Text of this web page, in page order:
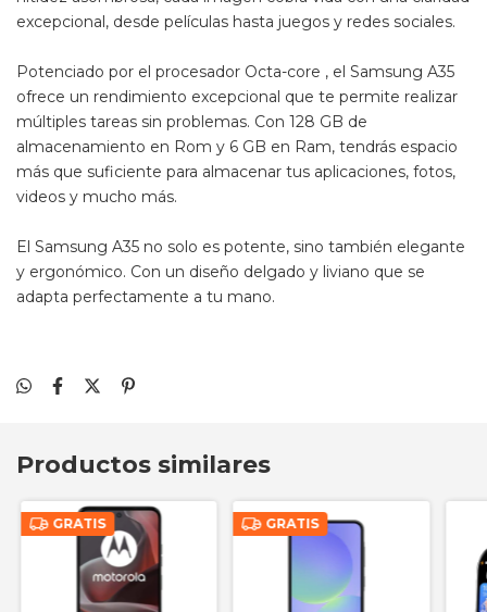
excepcional, desde películas hasta juegos y redes sociales.
Potenciado por el procesador Octa-core , el Samsung A35
ofrece un rendimiento excepcional que te permite realizar
múltiples tareas sin problemas. Con 128 GB de
almacenamiento en Rom y 6 GB en Ram, tendrás espacio
más que suficiente para almacenar tus aplicaciones, fotos,
videos y mucho más.
El Samsung A35 no solo es potente, sino también elegante
y ergonómico. Con un diseño delgado y liviano que se
adapta perfectamente a tu mano.
Productos similares
GRATIS GRATIS